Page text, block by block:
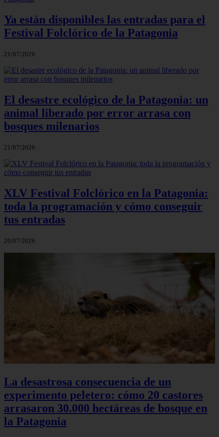
Ya están disponibles las entradas para el
Festival Folclórico de la Patagonia
21/07/2026
El desastre ecológico de la Patagonia: un
animal liberado por error arrasa con
bosques milenarios
21/07/2026
XLV Festival Folclórico en la Patagonia:
toda la programación y cómo conseguir
tus entradas
20/07/2026
La desastrosa consecuencia de un
experimento peletero: cómo 20 castores
arrasaron 30.000 hectáreas de bosque en
la Patagonia